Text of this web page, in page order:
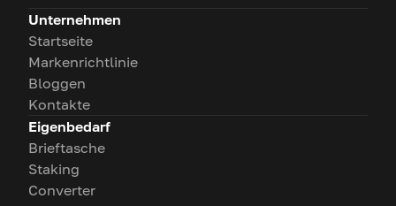
Unternehmen
Startseite
Markenrichtlinie
Bloggen
Kontakte
Eigenbedarf
Brieftasche
Staking
Converter